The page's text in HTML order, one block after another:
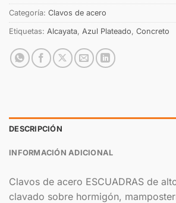
Categoría: Clavos de acero
Etiquetas: Alcayata, Azul Plateado, Concreto
DESCRIPCIÓN
INFORMACIÓN ADICIONAL
Clavos de acero ESCUADRAS de
clavado sobre hormigón,